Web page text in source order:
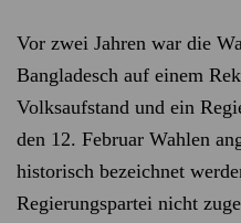
Vor zwei Jahren war die
Bangladesch auf einem
Volksaufstand und ein
den 12. Februar Wahlen
historisch bezeichnet
Regierungspartei nicht